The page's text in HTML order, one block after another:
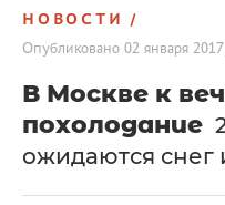
НОВОСТИ
Опубликовано 02 января
В Москве к
похолодание
ожидаются снег